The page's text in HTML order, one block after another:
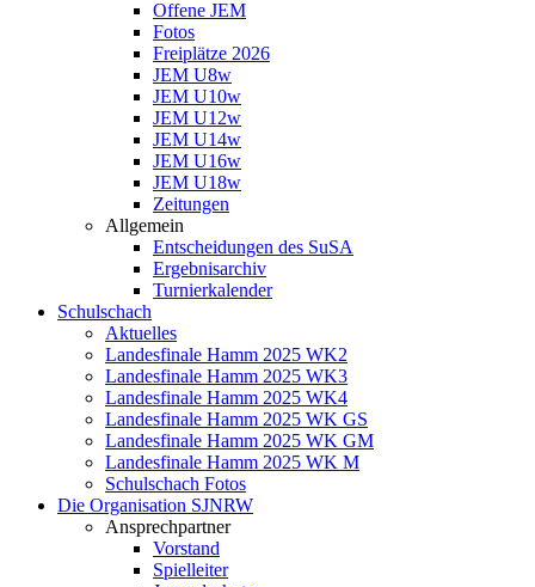
Offene JEM
Fotos
Freiplätze 2026
JEM U8w
JEM U10w
JEM U12w
JEM U14w
JEM U16w
JEM U18w
Zeitungen
Allgemein
Entscheidungen des SuSA
Ergebnisarchiv
Turnierkalender
Schulschach
Aktuelles
Landesfinale Hamm 2025 WK2
Landesfinale Hamm 2025 WK3
Landesfinale Hamm 2025 WK4
Landesfinale Hamm 2025 WK GS
Landesfinale Hamm 2025 WK GM
Landesfinale Hamm 2025 WK M
Schulschach Fotos
Die Organisation SJNRW
Ansprechpartner
Vorstand
Spielleiter